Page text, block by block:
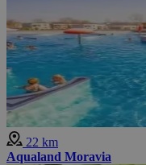
22 km
Aqualand Moravia